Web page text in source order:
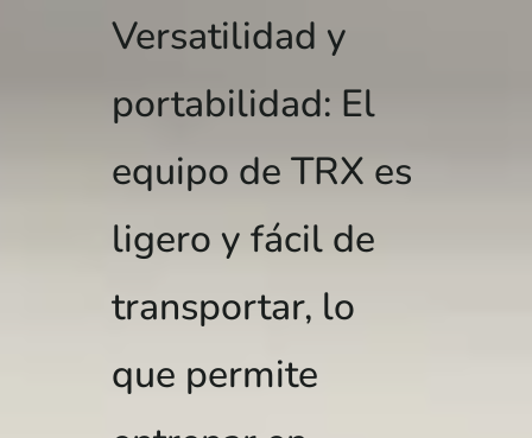
Versatilidad y
portabilidad: El
equipo de TRX es
ligero y fácil de
transportar, lo
que permite